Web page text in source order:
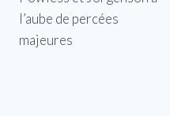
de
l’article
l’aube de percées
majeures